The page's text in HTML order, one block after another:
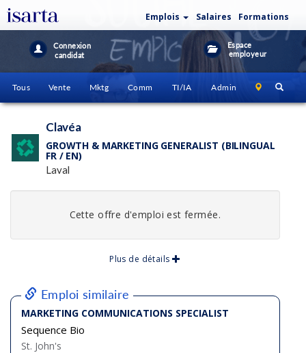
Emplois Salaires Formations
Connexion
candidat
Espace
employeur
Tous Vente Mktg Comm TI/IA Admin
Clavéa
GROWTH & MARKETING GENERALIST (BILINGUAL
FR / EN)
Laval
Cette offre d'emploi est fermée.
Plus de détails
Emploi similaire
MARKETING COMMUNICATIONS SPECIALIST
Sequence Bio
St. John's